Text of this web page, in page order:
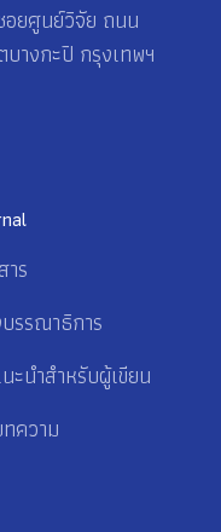
อยศูนย์วิจัย ถนน
างกะปิ กรุงเทพฯ
าร
รรณาธิการ
ะนำสำหรับผู้เขียน
ความ